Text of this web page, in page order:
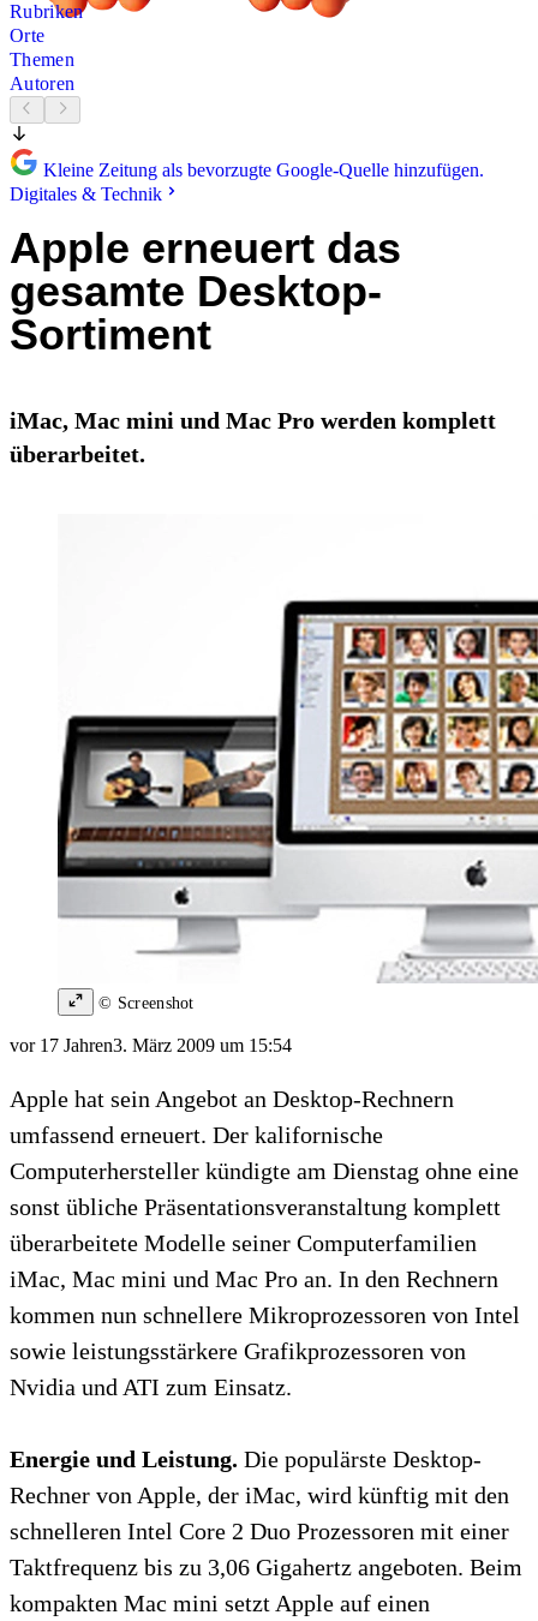
Rubriken
Orte
Themen
Autoren
Kleine Zeitung als bevorzugte Google-Quelle hinzufügen.
Digitales & Technik
Apple erneuert das
gesamte Desktop-
Sortiment
iMac, Mac mini und Mac Pro werden komplett
überarbeitet.
© Screenshot
vor 17 Jahren3. März 2009 um 15:54
Apple hat sein Angebot an Desktop-Rechnern
umfassend erneuert. Der kalifornische
Computerhersteller kündigte am Dienstag ohne eine
sonst übliche Präsentationsveranstaltung komplett
überarbeitete Modelle seiner Computerfamilien
iMac, Mac mini und Mac Pro an. In den Rechnern
kommen nun schnellere Mikroprozessoren von Intel
sowie leistungsstärkere Grafikprozessoren von
Nvidia und ATI zum Einsatz.
Energie und Leistung. Die populärste Desktop-
Rechner von Apple, der iMac, wird künftig mit den
schnelleren Intel Core 2 Duo Prozessoren mit einer
Taktfrequenz bis zu 3,06 Gigahertz angeboten. Beim
kompakten Mac mini setzt Apple auf einen